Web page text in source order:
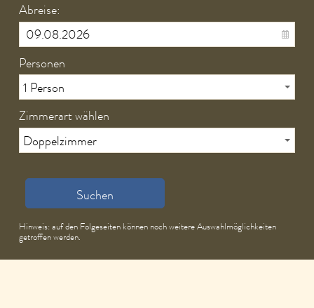
Abreise:
Personen
Zimmerart wählen
Suchen
Hinweis: auf den Folgeseiten können noch weitere Auswahlmöglichkeiten
getroffen werden.